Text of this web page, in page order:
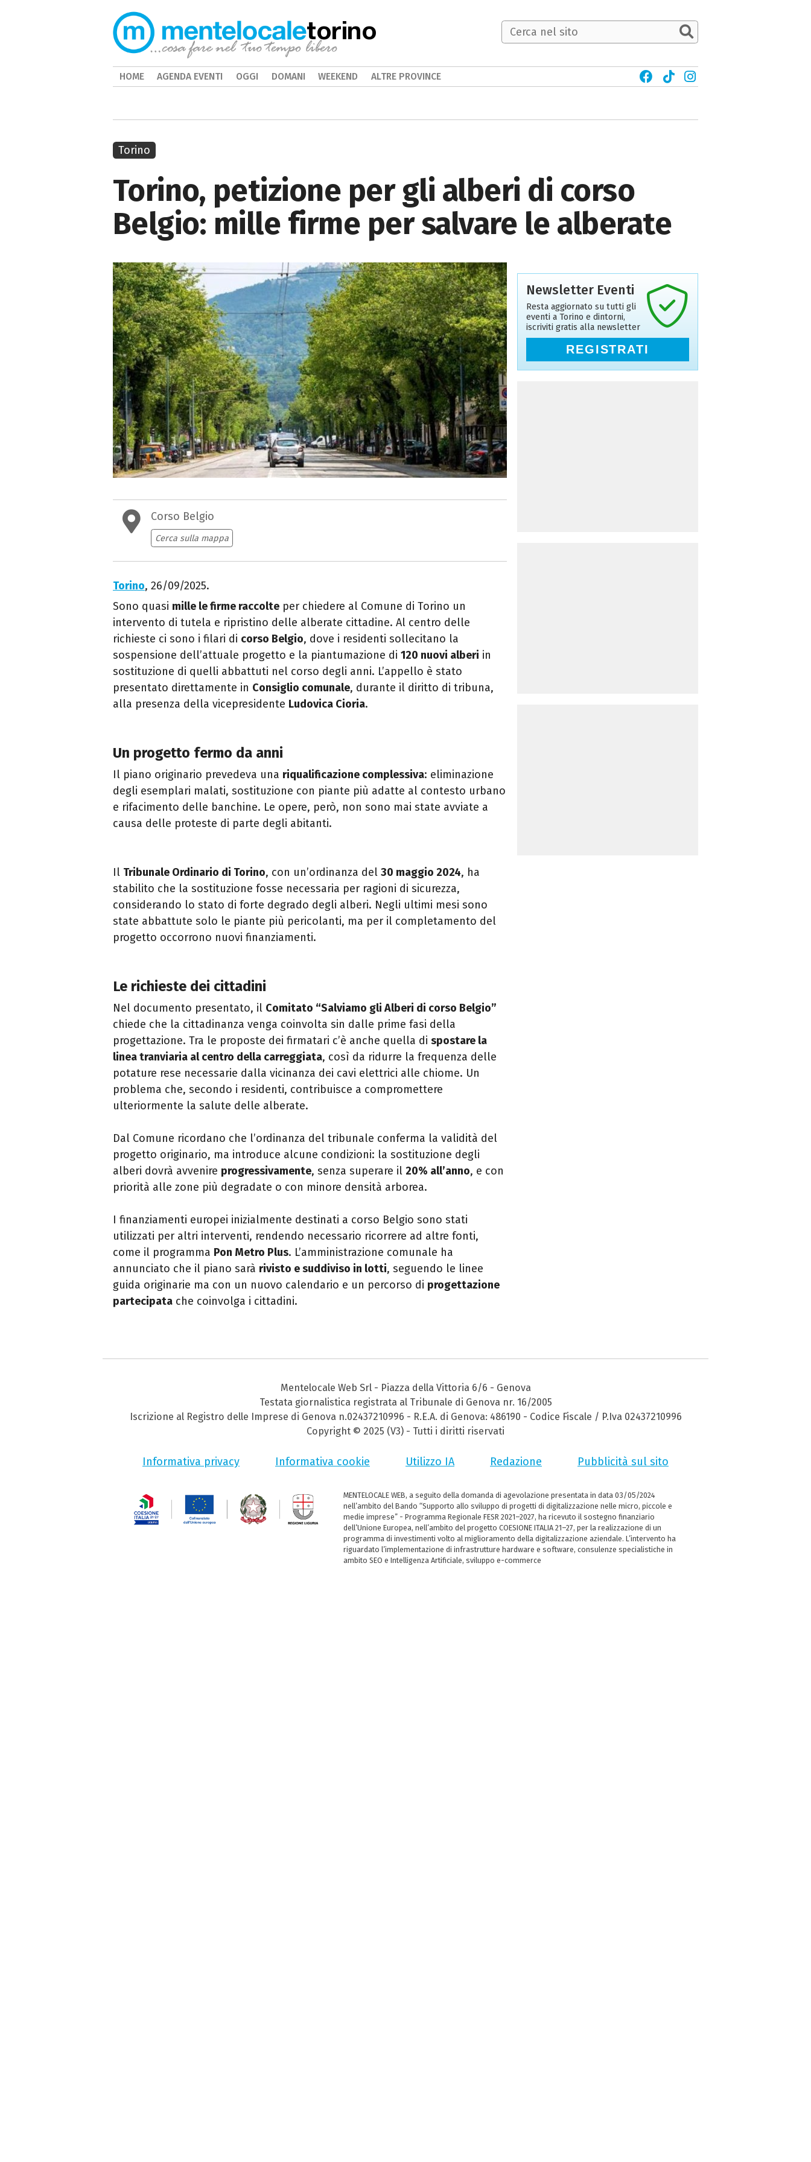
Torino, petizione per gli alberi di corso
Belgio: mille firme per salvare le alberate
Corso Belgio
Cerca sulla mappa
Torino, 26/09/2025.
Sono quasi mille le firme raccolte per chiedere al Comune di Torino un
intervento di tutela e ripristino delle alberate cittadine. Al centro delle
richieste ci sono i filari di corso Belgio, dove i residenti sollecitano la
sospensione dell’attuale progetto e la piantumazione di 120 nuovi alberi in
sostituzione di quelli abbattuti nel corso degli anni. L’appello è stato
presentato direttamente in Consiglio comunale, durante il diritto di tribuna,
alla presenza della vicepresidente Ludovica Cioria.
Un progetto fermo da anni
Il piano originario prevedeva una riqualificazione complessiva: eliminazione
degli esemplari malati, sostituzione con piante più adatte al contesto urbano
e rifacimento delle banchine. Le opere, però, non sono mai state avviate a
causa delle proteste di parte degli abitanti.
Il Tribunale Ordinario di Torino, con un’ordinanza del 30 maggio 2024, ha
stabilito che la sostituzione fosse necessaria per ragioni di sicurezza,
considerando lo stato di forte degrado degli alberi. Negli ultimi mesi sono
state abbattute solo le piante più pericolanti, ma per il completamento del
progetto occorrono nuovi finanziamenti.
Le richieste dei cittadini
Nel documento presentato, il Comitato “Salviamo gli Alberi di corso Belgio”
chiede che la cittadinanza venga coinvolta sin dalle prime fasi della
progettazione. Tra le proposte dei firmatari c’è anche quella di spostare la
linea tranviaria al centro della carreggiata, così da ridurre la frequenza delle
potature rese necessarie dalla vicinanza dei cavi elettrici alle chiome. Un
problema che, secondo i residenti, contribuisce a compromettere
ulteriormente la salute delle alberate.
Dal Comune ricordano che l’ordinanza del tribunale conferma la validità del
progetto originario, ma introduce alcune condizioni: la sostituzione degli
alberi dovrà avvenire progressivamente, senza superare il 20% all’anno, e con
priorità alle zone più degradate o con minore densità arborea.
I finanziamenti europei inizialmente destinati a corso Belgio sono stati
utilizzati per altri interventi, rendendo necessario ricorrere ad altre fonti,
come il programma Pon Metro Plus. L’amministrazione comunale ha
annunciato che il piano sarà rivisto e suddiviso in lotti, seguendo le linee
guida originarie ma con un nuovo calendario e un percorso di progettazione
partecipata che coinvolga i cittadini.
Torino
Newsletter Eventi
Resta aggiornato su tutti gli
eventi a Torino e dintorni,
iscriviti gratis alla newsletter
REGISTRATI
torino
HOME AGENDA EVENTI OGGI DOMANI WEEKEND ALTRE PROVINCE
Mentelocale Web Srl - Piazza della Vittoria 6/6 - Genova
Testata giornalistica registrata al Tribunale di Genova nr. 16/2005
Iscrizione al Registro delle Imprese di Genova n.02437210996 - R.E.A. di Genova: 486190 - Codice Fiscale / P.Iva 02437210996
Copyright © 2025 (V3) - Tutti i diritti riservati
Informativa privacy Informativa cookie Utilizzo IA Redazione Pubblicità sul sito
MENTELOCALE WEB, a seguito della domanda di agevolazione presentata in data 03/05/2024
nell’ambito del Bando “Supporto allo sviluppo di progetti di digitalizzazione nelle micro, piccole e
medie imprese” - Programma Regionale FESR 2021–2027, ha ricevuto il sostegno finanziario
dell’Unione Europea, nell’ambito del progetto COESIONE ITALIA 21–27, per la realizzazione di un
programma di investimenti volto al miglioramento della digitalizzazione aziendale. L’intervento ha
riguardato l’implementazione di infrastrutture hardware e software, consulenze specialistiche in
ambito SEO e Intelligenza Artificiale, sviluppo e-commerce